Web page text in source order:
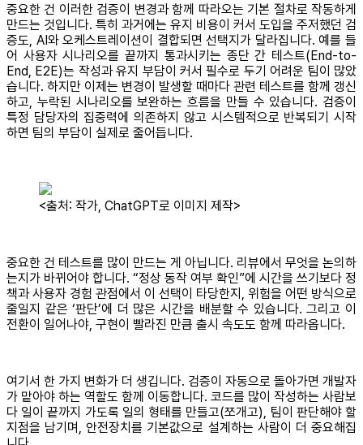
중요한 건 이러한 검증이 변경과 함께 따라오는 기본 절차로 작동하게
만드는 것입니다. 특히 과거에는 유지 비용이 커서 도입을 주저했던 검
증도, AI와 오케스트레이션이 결합되면 선택지가 달라집니다. 예를 들
어 사용자 시나리오를 끝까지 통과시키는 종단 간 테스트(End-to-
End, E2E)는 작성과 유지 부담이 커서 필수로 두기 어려운 팀이 많았
습니다. 하지만 이제는 변경이 발생할 때마다 관련 테스트를 함께 갱신
하고, 누락된 시나리오를 보완하는 흐름을 만들 수 있습니다. 검증이
특정 담당자의 집중력에 의존하지 않고 시스템적으로 반복되기 시작
하면 팀의 부담이 실제로 줄어듭니다.
<출처: 작가, ChatGPT로 이미지 제작>
중요한 건 테스트를 많이 만드는 게 아닙니다. 리뷰에서 무엇을 논의하
는지가 바뀌어야 합니다. “정상 동작 여부 확인”에 시간을 쓰기보다 정
책과 사용자 경험 관점에서 이 선택이 타당한지, 위험을 어떤 방식으로
줄일지 같은 ‘판단’에 더 많은 시간을 배분할 수 있습니다. 그리고 이
전환이 일어나야, 구현이 빨라진 만큼 출시 속도도 함께 따라옵니다.
여기서 한 가지 변화가 더 생깁니다. 검증이 자동으로 돌아가면 개발자
가 맡아야 하는 역할도 함께 이동합니다. 코드를 많이 작성하는 사람보
다 일이 끝까지 가도록 일의 형태를 만들고(쪼개고), 팀이 판단해야 할
지점을 남기며, 안전장치를 기본값으로 설계하는 사람이 더 중요해집